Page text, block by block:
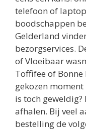
telefoon of
boodschappen
Gelderland
bezorgservices.
of Vloeibaar
Toffifee of
gekozen
is toch geweldig?
afhalen. Bij veel
bestelling de